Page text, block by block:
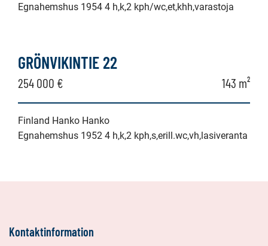
Egnahemshus 1954 4 h,k,2 kph/wc,et,khh,varastoja
GRÖNVIKINTIE 22
254 000 € 143 m²
Finland Hanko Hanko
Egnahemshus 1952 4 h,k,2 kph,s,erill.wc,vh,lasiveranta
Kontaktinformation